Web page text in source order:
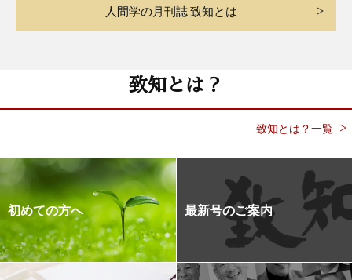
人間学の月刊誌 致知とは
致知とは？
致知とは？一覧
初めての方へ 最新号のご案内